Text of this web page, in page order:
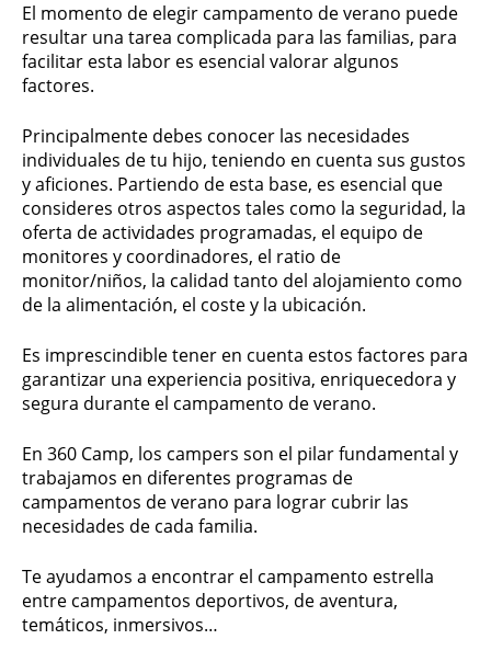
El momento de elegir campamento de verano puede
resultar una tarea complicada para las familias, para
facilitar esta labor es esencial valorar algunos
factores.
Principalmente debes conocer las necesidades
individuales de tu hijo, teniendo en cuenta sus gustos
y aficiones. Partiendo de esta base, es esencial que
consideres otros aspectos tales como la seguridad, la
oferta de actividades programadas, el equipo de
monitores y coordinadores, el ratio de
monitor/niños, la calidad tanto del alojamiento como
de la alimentación, el coste y la ubicación.
Es imprescindible tener en cuenta estos factores para
garantizar una experiencia positiva, enriquecedora y
segura durante el campamento de verano.
En 360 Camp, los campers son el pilar fundamental y
trabajamos en diferentes programas de
campamentos de verano para lograr cubrir las
necesidades de cada familia.
Te ayudamos a encontrar el campamento estrella
entre campamentos deportivos, de aventura,
temáticos, inmersivos…